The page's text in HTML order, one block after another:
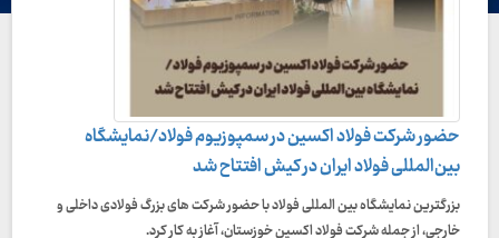
حضور شرکت فولاد اکسین در سمپوزیوم فولاد/نمایشگاه
بین‌المللی فولاد ایران در کیش افتتاح شد
بزرگترین نمایشگاه بین المللی فولاد با حضور شرکت های بزرگ فولادی داخلی و
خارجی، از جمله شرکت فولاد اکسین خوزستان، آغاز به کار کرد.